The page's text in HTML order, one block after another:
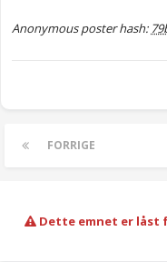
Anonymous poster hash:
FORRIGE
Dette emnet er låst